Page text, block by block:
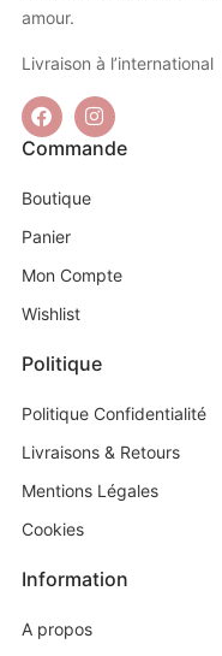
amour.
Livraison à l’international
Commande
Boutique
Panier
Mon Compte
Wishlist
Politique
Politique Confidentialité
Livraisons & Retours
Mentions Légales
Cookies
Information
A propos